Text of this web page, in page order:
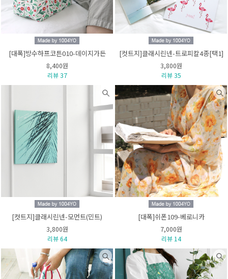
[대폭]방수하프코튼010-데이지가든
8,400원
리뷰 37
[컷트지]클래시린넨-트로피칼4종[택1]
3,800원
리뷰 35
[컷트지]클래시린넨-모먼트(민트)
3,800원
리뷰 64
[대폭]쉬폰109-베로니카
7,000원
리뷰 14